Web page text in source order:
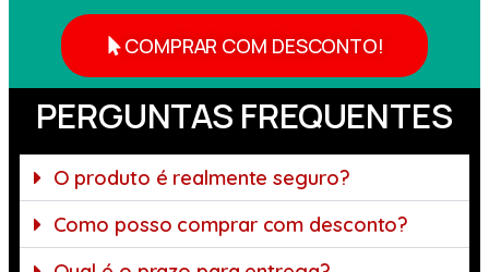
COMPRAR COM DESCONTO!
PERGUNTAS FREQUENTES
O produto é realmente seguro?
Como posso comprar com desconto?